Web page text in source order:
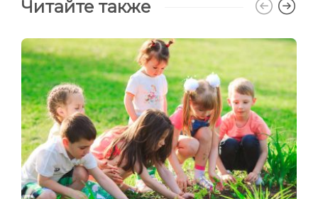
Читайте также